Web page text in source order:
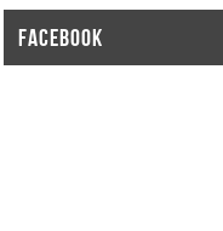
FACEBOOK